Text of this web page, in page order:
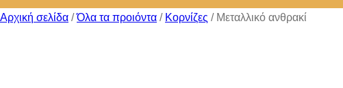
Αρχική σελίδα /Όλα τα προιόντα / Κορνίζες / Μεταλλικό ανθρακί